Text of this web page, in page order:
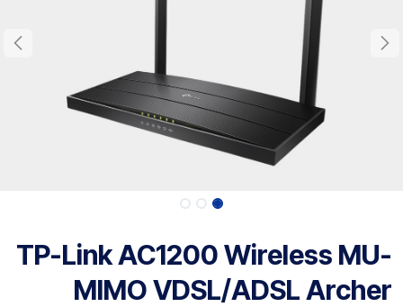
TP-Link AC1200 Wireless MU-
MIMO VDSL/ADSL Archer